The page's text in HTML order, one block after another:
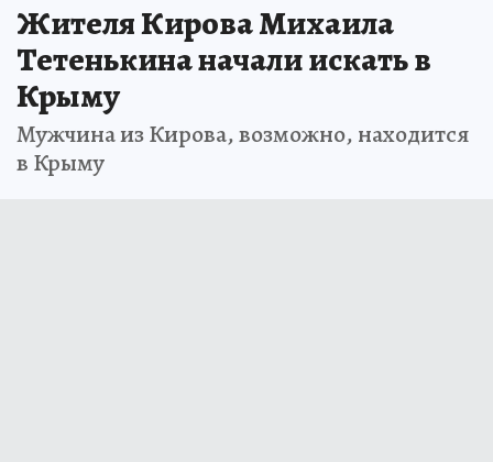
Жителя Кирова Михаила
Тетенькина начали искать в
Крыму
Мужчина из Кирова, возможно, находится
в Крыму